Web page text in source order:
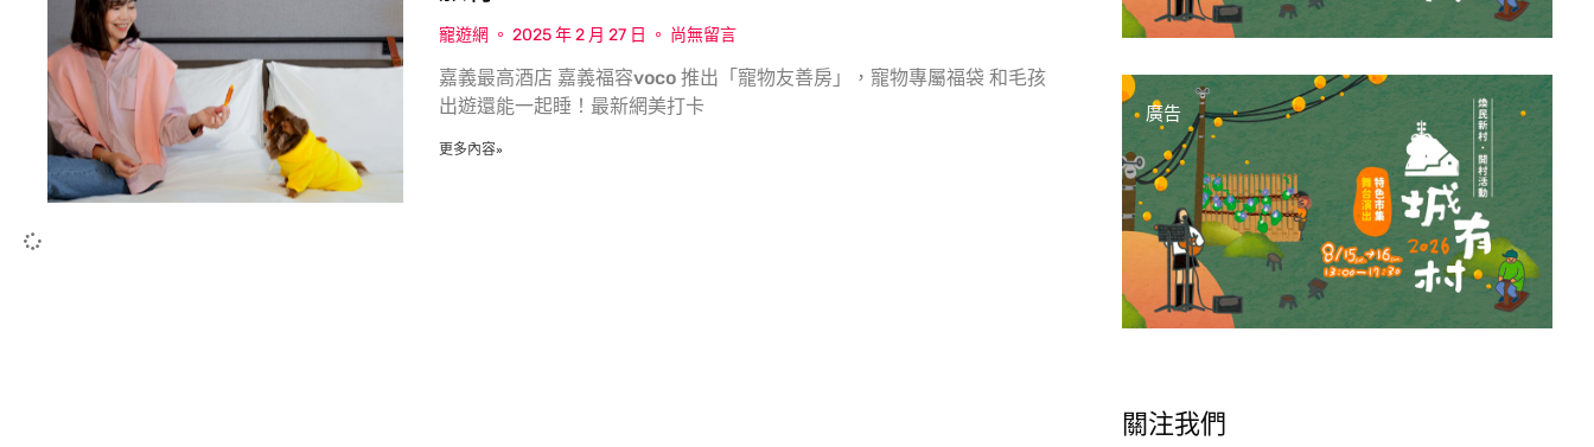
寵遊網 2025 年 2 月 27 日 尚無留言
嘉義最高酒店 嘉義福容voco 推出「寵物友善房」，寵物專屬福袋 和毛孩
出遊還能一起睡！最新網美打卡
更多內容»
廣告
關注我們